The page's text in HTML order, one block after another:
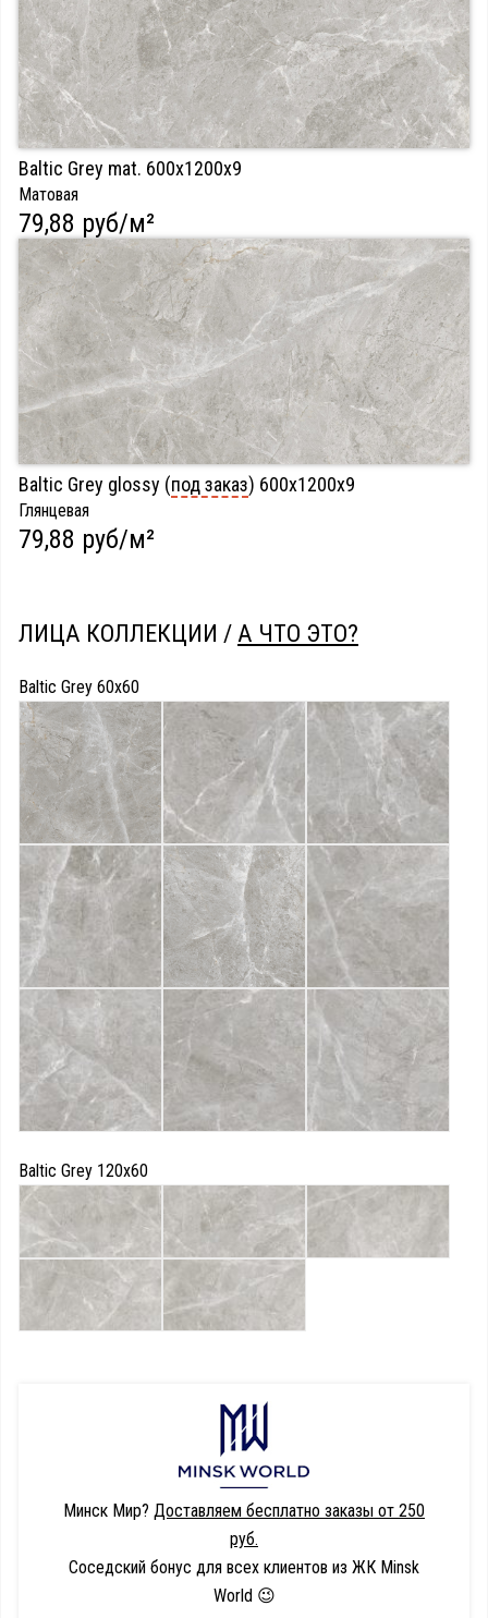
Baltic Grey mat. 600х1200х9
Матовая
79,88 руб/м²
Baltic Grey glossy (под заказ) 600х1200х9
Глянцевая
79,88 руб/м²
ЛИЦА КОЛЛЕКЦИИ /А ЧТО ЭТО?
Baltic Grey 60x60
Baltic Grey 120x60
Минск Мир? Доставляем бесплатно заказы от 250
руб.
Соседский бонус для всех клиентов из ЖК Minsk
World 😉